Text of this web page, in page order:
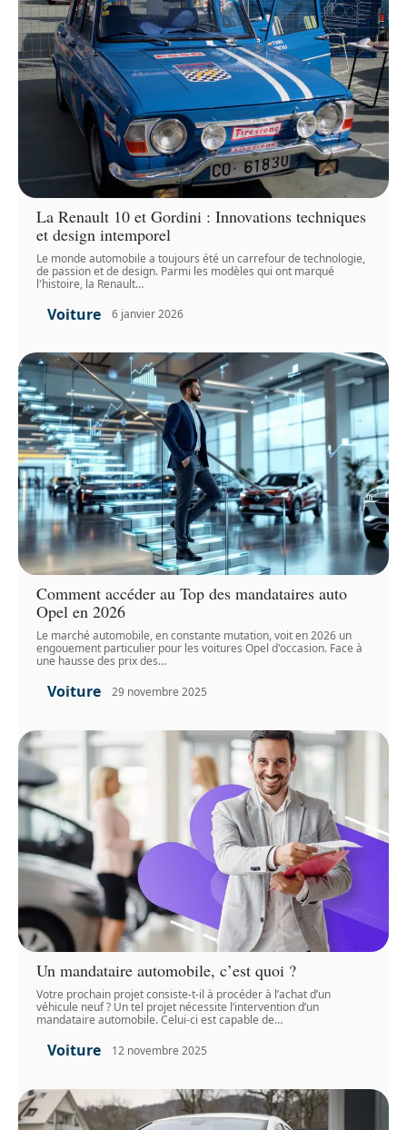
La Renault 10 et Gordini : Innovations techniques
et design intemporel
Le monde automobile a toujours été un carrefour de technologie,
de passion et de design. Parmi les modèles qui ont marqué
l'histoire, la Renault…
Voiture 6 janvier 2026
Comment accéder au Top des mandataires auto
Opel en 2026
Le marché automobile, en constante mutation, voit en 2026 un
engouement particulier pour les voitures Opel d'occasion. Face à
une hausse des prix des…
Voiture 29 novembre 2025
Un mandataire automobile, c’est quoi ?
Votre prochain projet consiste-t-il à procéder à l’achat d’un
véhicule neuf ? Un tel projet nécessite l’intervention d’un
mandataire automobile. Celui-ci est capable de…
Voiture 12 novembre 2025